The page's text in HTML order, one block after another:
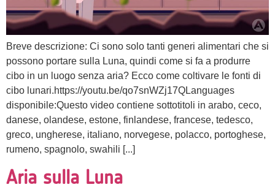
Breve descrizione: Ci sono solo tanti generi alimentari che si
possono portare sulla Luna, quindi come si fa a produrre
cibo in un luogo senza aria? Ecco come coltivare le fonti di
cibo lunari.https://youtu.be/qo7snWZj17QLanguages
disponibile:Questo video contiene sottotitoli in arabo, ceco,
danese, olandese, estone, finlandese, francese, tedesco,
greco, ungherese, italiano, norvegese, polacco, portoghese,
rumeno, spagnolo, swahili [...]
Aria sulla Luna